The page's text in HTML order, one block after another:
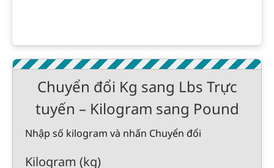
Chuyển đổi Kg sang Lbs Trực
tuyến – Kilogram sang Pound
Nhập số kilogram và nhấn Chuyển đổi
Kilogram (kg)